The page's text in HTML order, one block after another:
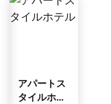
アパートス
タイルホテ